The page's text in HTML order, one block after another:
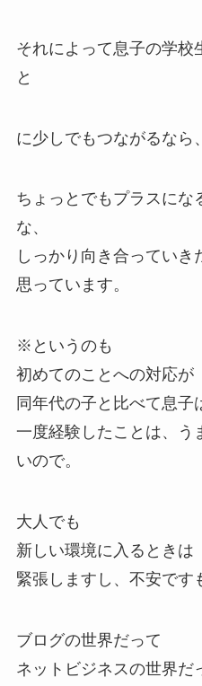
それによって息子の学校
と
に少しでもつながるなら、
ちょっとでもプラスにな
な、
しっかり向き合っていき
思っています。
※というのも
初めてのことへの対応が
同年代の子と比べて息子
一度経験したことは、う
いので。
大人でも
新しい環境に入るときは
緊張しますし、不安です
ブログの世界だって
ネットビジネスの世界だ